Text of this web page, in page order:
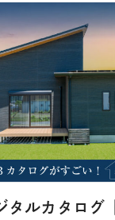
タルカタログ